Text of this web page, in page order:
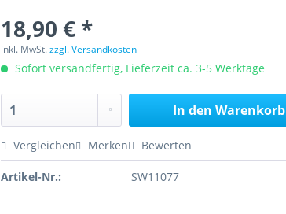
18,90 € *
inkl. MwSt.zzgl. Versandkosten
Sofort versandfertig, Lieferzeit ca. 3-5 Werktage
In den Warenkorb
Vergleichen Merken Bewerten
Artikel-Nr.: SW11077